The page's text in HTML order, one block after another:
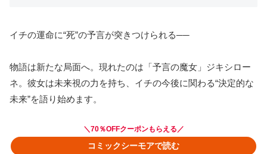
イチの運命に“死”の予言が突きつけられる──
物語は新たな局面へ。現れたのは「予言の魔女」ジキシロー
ネ。彼女は未来視の力を持ち、イチの今後に関わる“決定的な
未来”を語り始めます。
＼70％OFFクーポンもらえる／
コミックシーモアで読む